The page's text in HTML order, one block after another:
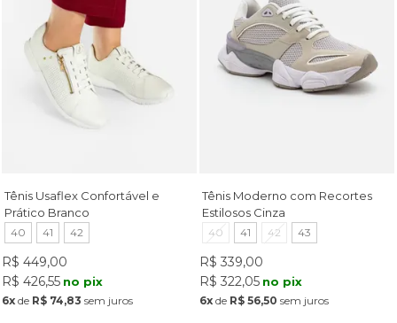
Tênis Usaflex Confortável e
Prático Branco
40 41 42
R$ 449,00
R$ 426,55 no pix
6xde R$ 74,83 sem juros
Tênis Moderno com Recortes
Estilosos Cinza
40 41 42 43
R$ 339,00
R$ 322,05 no pix
6x de R$ 56,50 sem juros